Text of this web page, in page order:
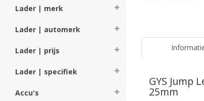
Lader | merk
Lader | automerk
Lader | prijs
Lader | specifiek
Accu's
GYS Jump
25mm